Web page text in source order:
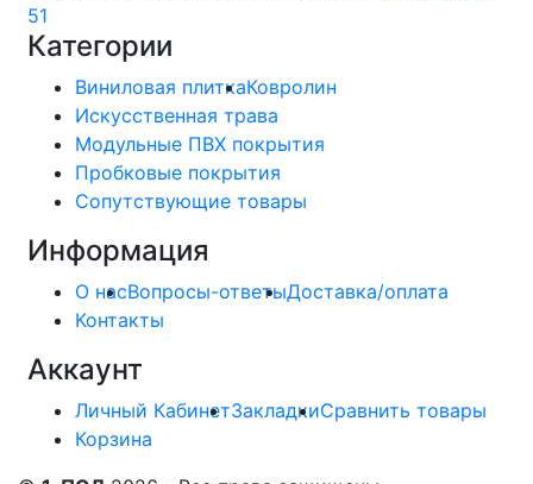
51
Категории
Виниловая плиткаКовролин
Искусственная трава
Модульные ПВХ покрытия
Пробковые покрытия
Сопутствующие товары
Информация
О насВопросы-ответыДоставка/оплата
Контакты
Аккаунт
Личный КабинетЗакладкиСравнить товары
Корзина